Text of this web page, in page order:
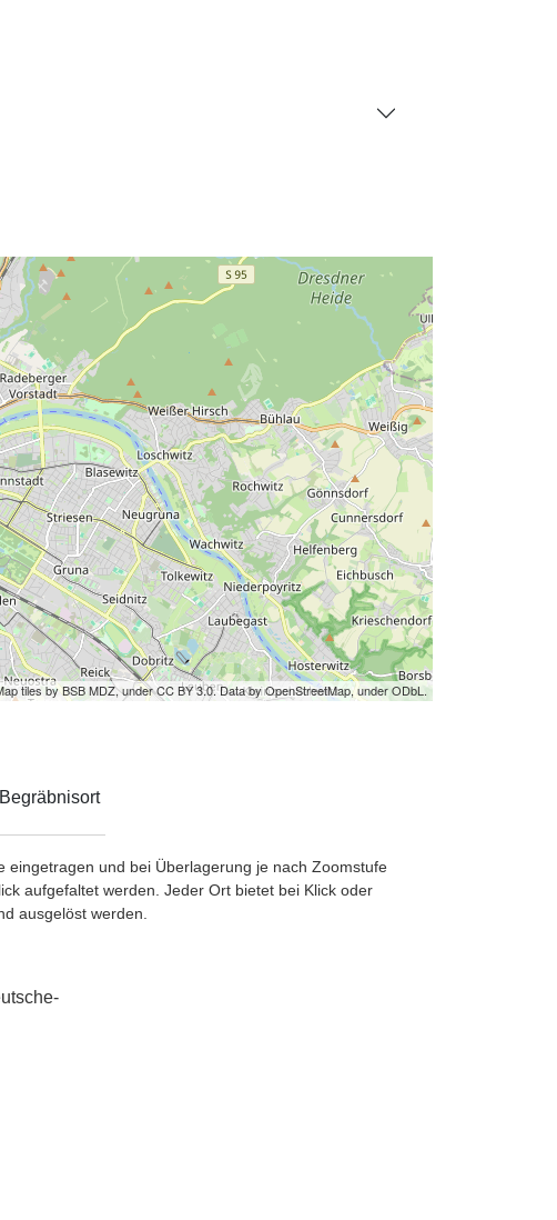
tiles by BSB MDZ, under CC BY 3.0. Data by OpenStreetMap, under ODbL.
Begräbnisort
und bei Überlagerung je nach Zoomstufe
aufgefaltet werden. Jeder Ort bietet bei Klick oder
ausgelöst werden.